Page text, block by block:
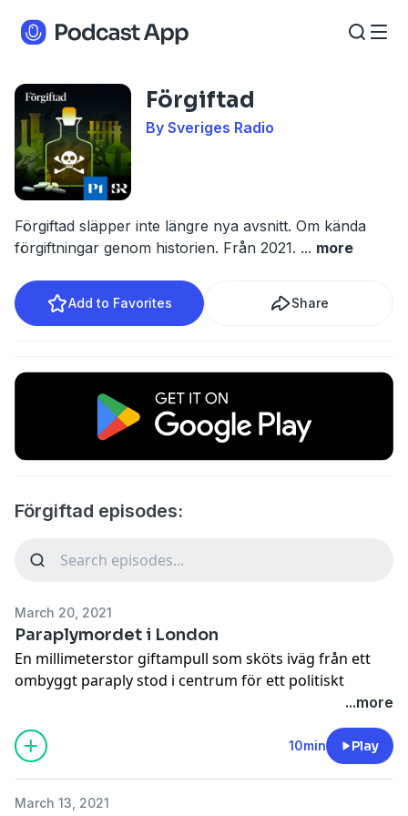
Förgiftad
By Sveriges Radio
Förgiftad släpper inte längre nya avsnitt. Om kända
förgiftningar genom historien. Från 2021. ... more
Add to Favorites Share
Förgiftad episodes:
March 20, 2021
Paraplymordet i London
En millimeterstor giftampull som sköts iväg från ett
ombyggt paraply stod i centrum för ett politiskt
Lyssna på alla avsnitt i Sveriges Radios app.
Politiska giftmord verkar vara ständigt aktuella och
mordförsöket på den ryska oppositionsledaren
...more
10min Play
March 13, 2021